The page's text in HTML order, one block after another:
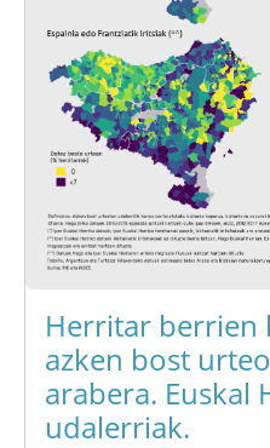
Herritar berrien
azken bost
arabera. Euskal
udalerriak.